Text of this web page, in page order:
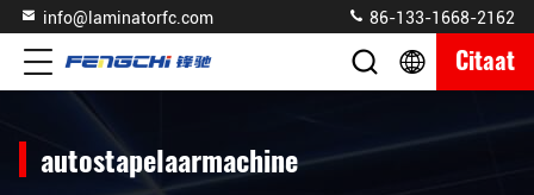
info@laminatorfc.com 86-133-1668-2162
Citaat
autostapelaarmachine